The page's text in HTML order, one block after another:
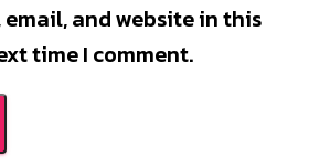
email, and website in this
time I comment.